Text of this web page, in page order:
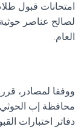
امتحانات قبول
لصالح عناصر
العام.
ووفقا لمصادر،
محافظة إب الحوثي
دفاتر اختبارات